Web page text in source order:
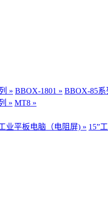
» BBOX-1801 » BBOX-85系
» MT8 »
业平板电脑（电阻屏) » 15”